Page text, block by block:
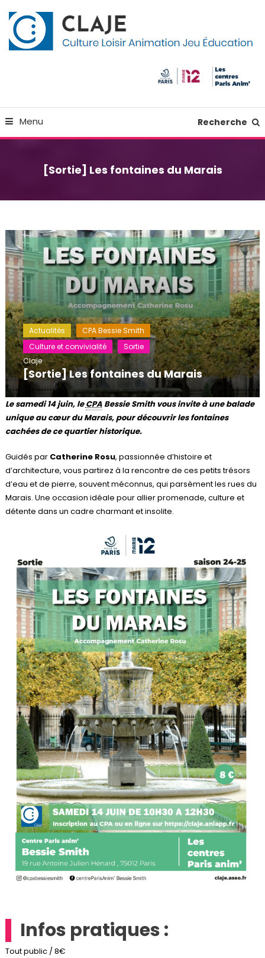
To
Content
Menu Recherche
[Sortie] Les fontaines du Marais
Actualités
CPA Bessie Smith
Culture et convivialité
Sortie
Claje
[Sortie] Les fontaines du Marais
Le samedi 14 juin, leCPABessie Smith vous invite à une balade
unique au cœur du Marais, pour découvrir les fontaines
cachées de ce quartier historique.
Guidés par Catherine Rosu, passionnée d’histoire et
d’architecture, vous partirez à la rencontre de ces petits trésors
d’eau et de pierre, souvent méconnus, qui parsèment les rues du
Marais. Une occasion idéale pour allier promenade, culture et
détente dans un cadre charmant et insolite.
Infos pratiques :
Tout public / 8€